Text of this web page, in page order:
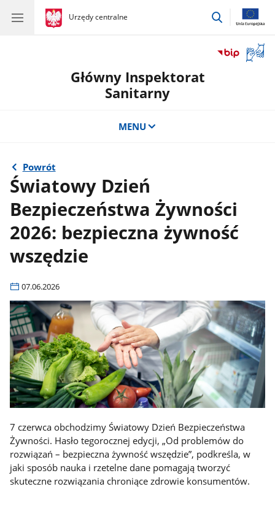
gov.pl
Urzędy centralne
gov.pl
Urzędy
przejdź
okno
Główny Inspektorat
Sanitarny
MENU
Powrót
Światowy Dzień
Bezpieczeństwa Żywności
2026: bezpieczna żywność
wszędzie
07.06.2026
7 czerwca obchodzimy Światowy Dzień Bezpieczeństwa
Żywności. Hasło tegorocznej edycji, „Od problemów do
rozwiązań – bezpieczna żywność wszędzie”, podkreśla, w
jaki sposób nauka i rzetelne dane pomagają tworzyć
skuteczne rozwiązania chroniące zdrowie konsumentów.